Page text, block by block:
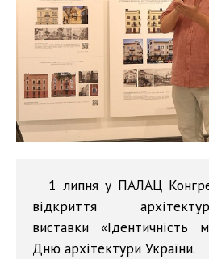
1 липня у ПАЛАЦ
відкриття
виставки «Ідентичність
Дню архітектури України.